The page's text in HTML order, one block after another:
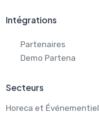
Intégrations
Partenaires
Demo Partena
Secteurs
Horeca et Événementiel